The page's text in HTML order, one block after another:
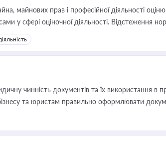
майнових прав і професійної діяльності
у сфері оціночної діяльності. Відстеження
юриста або бухгалтера під час
статусу суб'єктів оціночної діяльності
чинність документів та їх використання в
та юристам правильно оформлювати
влади та контрагентами